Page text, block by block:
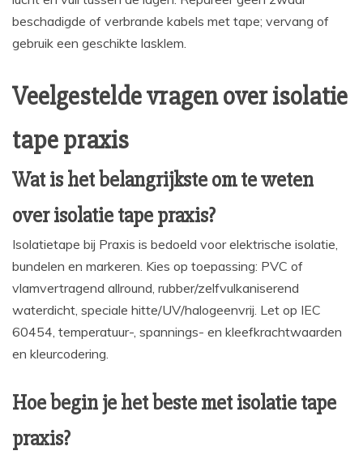
beschadigde of verbrande kabels met tape; vervang of
gebruik een geschikte lasklem.
Veelgestelde vragen over isolatie
tape praxis
Wat is het belangrijkste om te weten
over isolatie tape praxis?
Isolatietape bij Praxis is bedoeld voor elektrische isolatie,
bundelen en markeren. Kies op toepassing: PVC of
vlamvertragend allround, rubber/zelfvulkaniserend
waterdicht, speciale hitte/UV/halogeenvrij. Let op IEC
60454, temperatuur-, spannings- en kleefkrachtwaarden
en kleurcodering.
Hoe begin je het beste met isolatie tape
praxis?